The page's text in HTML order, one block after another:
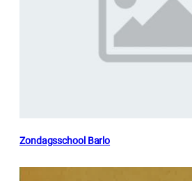
Zondagsschool Barlo